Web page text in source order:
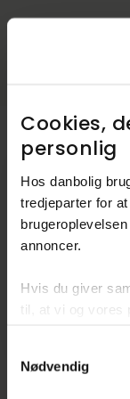
Cookies,
personlig​
Hos danbolig
tredjeparter for
annoncer.​
Hvis du giver
til, at vi og vores
danbolig.dk. Vi
andre data og
Selection
Nødvendig